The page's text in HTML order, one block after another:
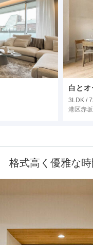
白と
3LDK /
港区赤坂
格式高く優雅な時